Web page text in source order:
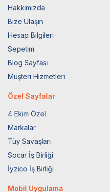
Hakkımızda
Bize Ulaşın
Hesap Bilgileri
Sepetim
Blog Sayfası
Müşteri Hizmetleri
Özel Sayfalar
4 Ekim Özel
Markalar
Tüy Savaşları
Socar İş Birliği
İyzico İş Birliği
Mobil Uygulama